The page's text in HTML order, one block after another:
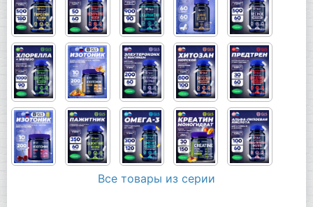
Все товары из серии